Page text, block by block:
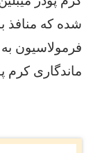
شده که منافذ
فرمولاسیون
ماندگاری کرم